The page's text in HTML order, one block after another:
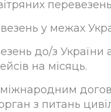
у межах
до/з
на місяць.
з питань